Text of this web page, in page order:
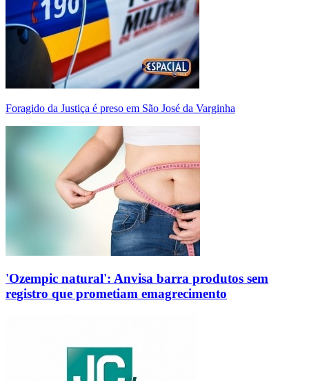
Foragido da Justiça é preso em São José da Varginha
'Ozempic natural': Anvisa barra produtos sem
registro que prometiam emagrecimento